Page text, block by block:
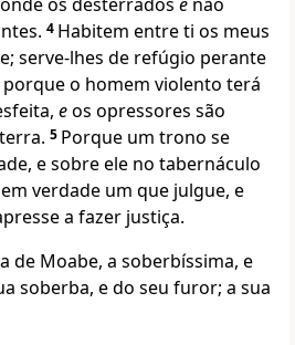
4 Habitem entre ti os meus
serve-lhes de refúgio perante
o homem violento terá
eos opressores são
5 Porque um trono se
e sobre ele no tabernáculo
verdade um que julgue, e
a fazer justiça.
de Moabe, a soberbíssima, e
soberba, e do seu furor; a sua